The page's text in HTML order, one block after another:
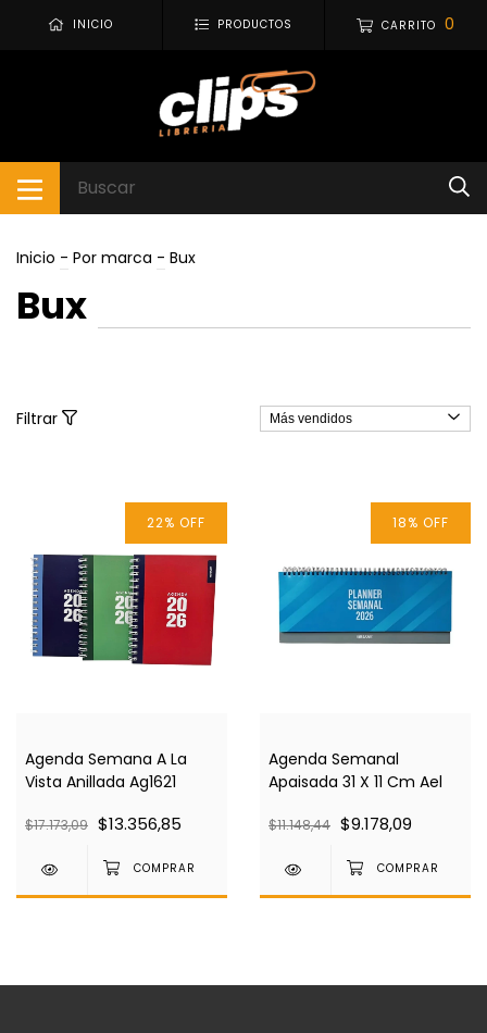
INICIO PRODUCTOS CARRITO 0
Inicio - Por marca - Bux
Bux
Filtrar
22% OFF
Agenda Semana A La
Vista Anillada Ag1621
$17.173,09 $13.356,85
18% OFF
Agenda Semanal
Apaisada 31 X 11 Cm Ael
$11.148,44 $9.178,09